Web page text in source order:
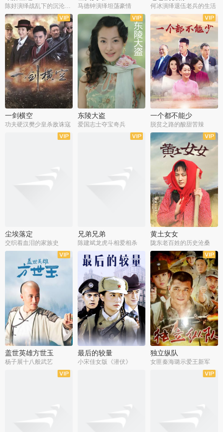
马德钟演绎坦荡豪情
何冰演绎退伍老兵的生活
全40集
一剑横空
功夫硬汉樊少皇杀敌诛寇
全33集
东陵大盗
爱国志士夺宝奇兵
全36集
一个都不能少
脱贫之路的酸甜苦辣
尘埃落定
交织着血泪的家族史
兄弟兄弟
陈建斌龙虎斗相爱相杀
全23集
黄土女女
陇东老百姓的历史沧桑
全36集
盖世英雄方世玉
杨子展十八般武艺
全28集
最后的较量
小宋佳女版《潜伏》
全44集
独立纵队
女匪秦海璐示爱王新军